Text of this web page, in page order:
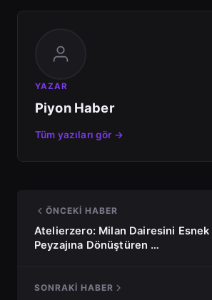
YAZAR
Piyon Haber
Tüm yazıları gör →
ÖNCEKI HABER
Atelierzero: Milan Dairesini Esnek
Peyzajına Dönüştüren …
SONRAKI HABER